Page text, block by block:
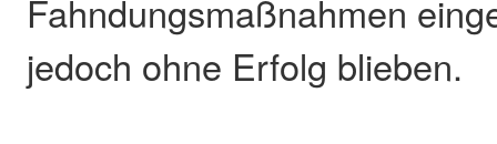
Fahndungsmaßnahmen
jedoch ohne Erfolg blieben.